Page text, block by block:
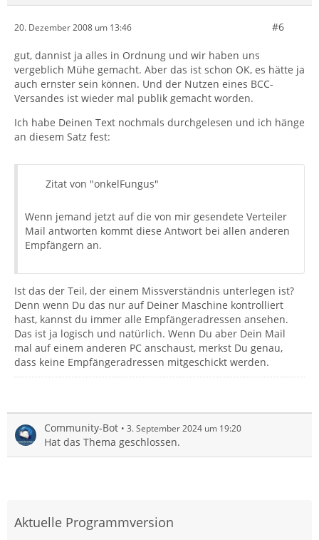
20. Dezember 2008 um 13:46 #6
gut, dannist ja alles in Ordnung und wir haben uns
vergeblich Mühe gemacht. Aber das ist schon OK, es hätte ja
auch ernster sein können. Und der Nutzen eines BCC-
Versandes ist wieder mal publik gemacht worden.
Ich habe Deinen Text nochmals durchgelesen und ich hänge
an diesem Satz fest:
Zitat von "onkelFungus"
Wenn jemand jetzt auf die von mir gesendete Verteiler
Mail antworten kommt diese Antwort bei allen anderen
Empfängern an.
Ist das der Teil, der einem Missverständnis unterlegen ist?
Denn wenn Du das nur auf Deiner Maschine kontrolliert
hast, kannst du immer alle Empfängeradressen ansehen.
Das ist ja logisch und natürlich. Wenn Du aber Dein Mail
mal auf einem anderen PC anschaust, merkst Du genau,
dass keine Empfängeradressen mitgeschickt werden.
Community-Bot 3. September 2024 um 19:20
Hat das Thema geschlossen.
Aktuelle Programmversion